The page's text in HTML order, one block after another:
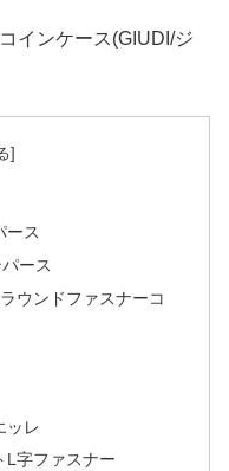
インケース(GIUDI/ジ
ース
ース
ウンドファスナーコ
ッレ
字ファスナー